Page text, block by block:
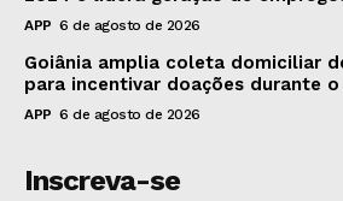
APP 6 de agosto de 2026
Goiânia amplia coleta domiciliar
para incentivar doações durante
APP 6 de agosto de 2026
Inscreva-se